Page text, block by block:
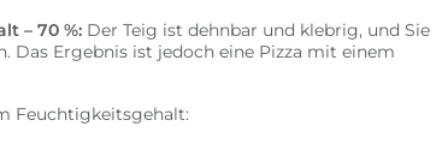
– 70 %: Der Teig ist dehnbar und klebrig, und Sie
Das Ergebnis ist jedoch eine Pizza mit einem
Feuchtigkeitsgehalt: